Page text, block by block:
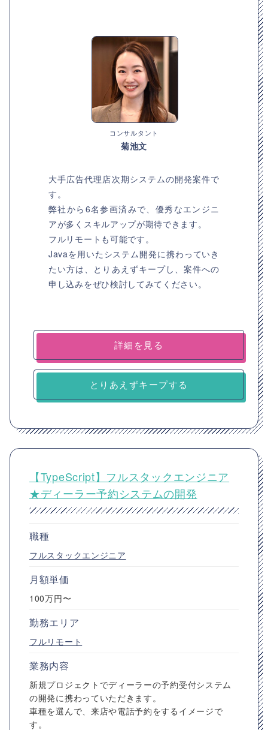
コンサルタント
菊池文
大手広告代理店次期システムの開発案件で
す。
弊社から6名参画済みで、優秀なエンジニ
アが多くスキルアップが期待できます。
フルリモートも可能です。
Javaを用いたシステム開発に携わっていき
たい方は、とりあえずキープし、案件への
申し込みをぜひ検討してみてください。
詳細を見る
とりあえずキープする
【TypeScript】フルスタックエンジニア
★ディーラー予約システムの開発
職種
フルスタックエンジニア
月額単価
100万円〜
勤務エリア
フルリモート
業務内容
新規プロジェクトでディーラーの予約受付システム
の開発に携わっていただきます。
車種を選んで、来店や電話予約をするイメージで
す。